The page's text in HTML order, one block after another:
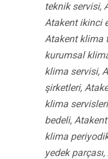
teknik servisi,
Atakent ikinci
Atakent klima
kurumsal
klima servisi,
şirketleri,
klima
bedeli,
klima
yedek